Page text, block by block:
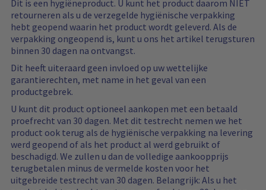
Dit is een hygiëneproduct. U kunt het product daarom NIET
retourneren als u de verzegelde hygiënische verpakking
hebt geopend waarin het product wordt geleverd. Als de
verpakking ongeopend is, kunt u ons het artikel terugsturen
binnen 30 dagen na ontvangst.
Dit heeft uiteraard geen invloed op uw wettelijke
garantierechten, met name in het geval van een
productgebrek.
U kunt dit product optioneel aankopen met een betaald
proefrecht van 30 dagen. Met dit testrecht nemen we het
product ook terug als de hygiënische verpakking na levering
werd geopend of als het product al werd gebruikt of
beschadigd. We zullen u dan de volledige aankoopprijs
terugbetalen minus de vermelde kosten voor het
uitgebreide testrecht van 30 dagen. Belangrijk: Als u het